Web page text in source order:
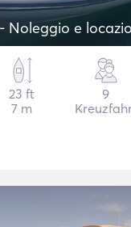
Noleggio e
23 ft
7 m
9